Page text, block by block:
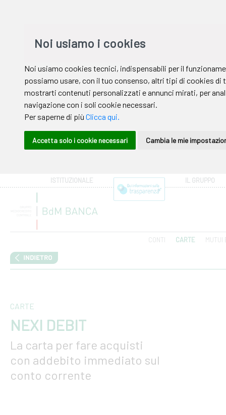
ISTITUZIONALE IL GRUPPO
CONTI CARTE MUTUI
CARTE
NEXI DEBIT
La carta per fare acquisti
con addebito immediato sul
conto corrente